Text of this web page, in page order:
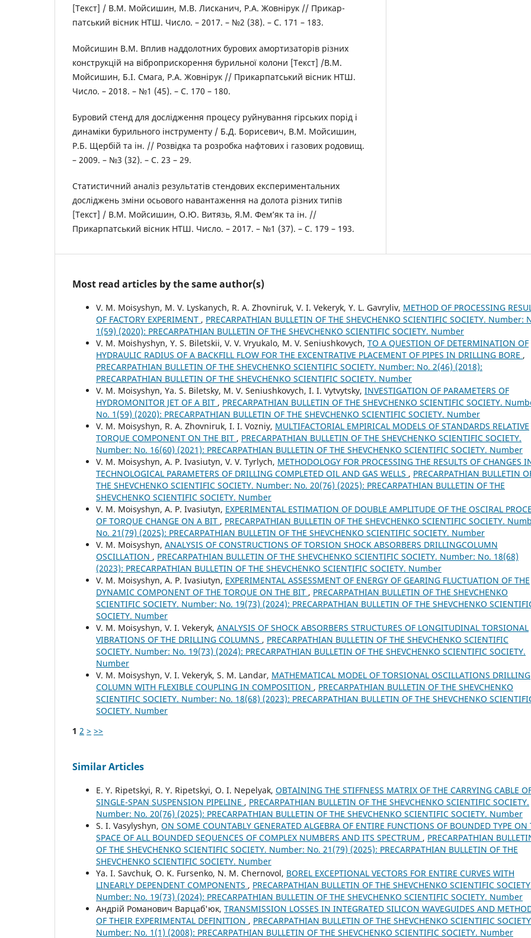
[Текст] / В.М. Мойсишин, М.В. Лисканич, Р.А. Жовнірук // Прикар-
патський вісник НТШ. Число. – 2017. – №2 (38). – С. 171 – 183.
Мойсишин В.М. Вплив наддолотних бурових амортизаторів різних
конструкцій на віброприскорення бурильної колони [Текст] /В.М.
Мойсишин, Б.І. Смага, Р.А. Жовнірук // Прикарпатський вісник НТШ.
Число. – 2018. – №1 (45). – С. 170 – 180.
Буровий стенд для дослідження процесу руйнування гірських порід і
динаміки бурильного інструменту / Б.Д. Борисевич, В.М. Мойсишин,
Р.Б. Щербій та ін. // Розвідка та розробка нафтових і газових родовищ.
– 2009. – №3 (32). – С. 23 – 29.
Статистичний аналіз результатів стендових експериментальних
досліджень зміни осьового навантаження на долота різних типів
[Текст] / В.М. Мойсишин, О.Ю. Витязь, Я.М. Фем’як та ін. //
Прикарпатський вісник НТШ. Число. – 2017. – №1 (37). – С. 179 – 193.
Most read articles by the same author(s)
V. M. Moisyshyn, M. V. Lyskanych, R. A. Zhovniruk, V. I. Vekeryk, Y. L. Gavryliv, METHOD OF PROCESSING
OF FACTORY EXPERIMENT , PRECARPATHIAN BULLETIN OF THE SHEVCHENKO SCIENTIFIC SOCIETY. Number:
1(59) (2020): PRECARPATHIAN BULLETIN OF THE SHEVCHENKO SCIENTIFIC SOCIETY. Number
V. M. Moishyshyn, Y. S. Biletskii, V. V. Vryukalo, M. V. Seniushkovych, TO A QUESTION OF DETERMINATION OF
HYDRAULIC RADIUS OF A BACKFILL FLOW FOR THE EXCENTRATIVE PLACEMENT OF PIPES IN DRILLING BORE ,
PRECARPATHIAN BULLETIN OF THE SHEVCHENKO SCIENTIFIC SOCIETY. Number: No. 2(46) (2018):
PRECARPATHIAN BULLETIN OF THE SHEVCHENKO SCIENTIFIC SOCIETY. Number
V. M. Moisyshyn, Ya. S. Biletsky, M. V. Seniushkovych, I. I. Vytvytsky, INVESTIGATION OF PARAMETERS OF
HYDROMONITOR JET OF A BIT , PRECARPATHIAN BULLETIN OF THE SHEVCHENKO SCIENTIFIC SOCIETY.
No. 1(59) (2020): PRECARPATHIAN BULLETIN OF THE SHEVCHENKO SCIENTIFIC SOCIETY. Number
V. M. Moisyshyn, R. A. Zhovniruk, I. I. Vozniy, MULTIFACTORIAL EMPIRICAL MODELS OF STANDARDS RELATIVE
TORQUE COMPONENT ON THE BIT , PRECARPATHIAN BULLETIN OF THE SHEVCHENKO SCIENTIFIC SOCIETY.
Number: No. 16(60) (2021): PRECARPATHIAN BULLETIN OF THE SHEVCHENKO SCIENTIFIC SOCIETY. Number
V. M. Moisyshyn, A. P. Ivasiutyn, V. V. Tyrlych, METHODOLOGY FOR PROCESSING THE RESULTS OF CHANGES
TECHNOLOGICAL PARAMETERS OF DRILLING COMPLETED OIL AND GAS WELLS , PRECARPATHIAN BULLETIN
THE SHEVCHENKO SCIENTIFIC SOCIETY. Number: No. 20(76) (2025): PRECARPATHIAN BULLETIN OF THE
SHEVCHENKO SCIENTIFIC SOCIETY. Number
V. M. Moisyshyn, A. P. Ivasiutyn, EXPERIMENTAL ESTIMATION OF DOUBLE AMPLITUDE OF THE OSCIRAL
OF TORQUE CHANGE ON A BIT , PRECARPATHIAN BULLETIN OF THE SHEVCHENKO SCIENTIFIC SOCIETY.
No. 21(79) (2025): PRECARPATHIAN BULLETIN OF THE SHEVCHENKO SCIENTIFIC SOCIETY. Number
V. M. Moisyshyn, ANALYSIS OF CONSTRUCTIONS OF TORSION SHOCK ABSORBERS DRILLINGCOLUMN
OSCILLATION , PRECARPATHIAN BULLETIN OF THE SHEVCHENKO SCIENTIFIC SOCIETY. Number: No. 18(68)
(2023): PRECARPATHIAN BULLETIN OF THE SHEVCHENKO SCIENTIFIC SOCIETY. Number
V. М. Moisyshyn, A. P. Ivasiutyn, EXPERIMENTAL ASSESSMENT OF ENERGY OF GEARING FLUCTUATION OF THE
DYNAMIC COMPONENT OF THE TORQUE ON THE BIT , PRECARPATHIAN BULLETIN OF THE SHEVCHENKO
SCIENTIFIC SOCIETY. Number: No. 19(73) (2024): PRECARPATHIAN BULLETIN OF THE SHEVCHENKO
SOCIETY. Number
V. М. Moisyshyn, V. I. Vekeryk, ANALYSIS OF SHOCK ABSORBERS STRUCTURES OF LONGITUDINAL TORSIONAL
VIBRATIONS OF THE DRILLING COLUMNS , PRECARPATHIAN BULLETIN OF THE SHEVCHENKO SCIENTIFIC
SOCIETY. Number: No. 19(73) (2024): PRECARPATHIAN BULLETIN OF THE SHEVCHENKO SCIENTIFIC SOCIETY.
Number
V. M. Moisyshyn, V. І. Vekeryk, S. M. Landar, MATHEMATICAL MODEL OF TORSIONAL OSCILLATIONS DRILLING
COLUMN WITH FLEXIBLE COUPLING IN COMPOSITION , PRECARPATHIAN BULLETIN OF THE SHEVCHENKO
SCIENTIFIC SOCIETY. Number: No. 18(68) (2023): PRECARPATHIAN BULLETIN OF THE SHEVCHENKO
SOCIETY. Number
1 2 > >>
Similar Articles
E. Y. Ripetskyi, R. Y. Ripetskyi, O. I. Nepelyak, OBTAINING THE STIFFNESS MATRIX OF THE CARRYING CABLE
SINGLE-SPAN SUSPENSION PIPELINE , PRECARPATHIAN BULLETIN OF THE SHEVCHENKO SCIENTIFIC SOCIETY.
Number: No. 20(76) (2025): PRECARPATHIAN BULLETIN OF THE SHEVCHENKO SCIENTIFIC SOCIETY. Number
S. І. Vasylyshyn, ON SOME COUNTABLY GENERATED ALGEBRA OF ENTIRE FUNCTIONS OF BOUNDED TYPE ON
SPACE OF ALL BOUNDED SEQUENCES OF COMPLEX NUMBERS AND ITS SPECTRUM , PRECARPATHIAN
OF THE SHEVCHENKO SCIENTIFIC SOCIETY. Number: No. 21(79) (2025): PRECARPATHIAN BULLETIN OF THE
SHEVCHENKO SCIENTIFIC SOCIETY. Number
Ya. I. Savchuk, O. K. Fursenko, N. M. Chernovol, BOREL EXCEPTIONAL VECTORS FOR ENTIRE CURVES WITH
LINEARLY DEPENDENT COMPONENTS , PRECARPATHIAN BULLETIN OF THE SHEVCHENKO SCIENTIFIC
Number: No. 19(73) (2024): PRECARPATHIAN BULLETIN OF THE SHEVCHENKO SCIENTIFIC SOCIETY. Number
Андрій Романович Варцаб'юк, TRANSMISSION LOSSES IN INTEGRATED SILICON WAVEGUIDES AND
OF THEIR EXPERIMENTAL DEFINITION , PRECARPATHIAN BULLETIN OF THE SHEVCHENKO SCIENTIFIC
Number: No. 1(1) (2008): PRECARPATHIAN BULLETIN OF THE SHEVCHENKO SCIENTIFIC SOCIETY. Number